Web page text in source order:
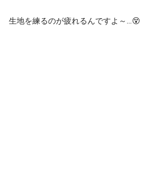
生地を練るのが疲れるんですよ～…😵